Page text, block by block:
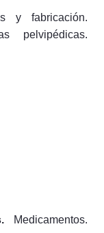
y fabricación.
pelvipédicas.
Medicamentos.